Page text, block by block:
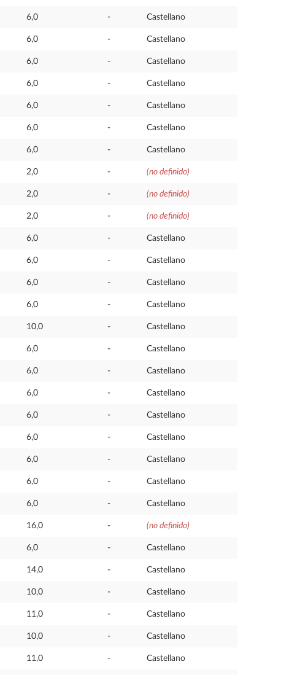
6,0 - Castellano
6,0 - Castellano
6,0 - Castellano
6,0 - Castellano
6,0 - Castellano
6,0 - Castellano
6,0 - Castellano
2,0 - (no definido)
2,0 - (no definido)
2,0 - (no definido)
6,0 - Castellano
6,0 - Castellano
6,0 - Castellano
6,0 - Castellano
10,0 - Castellano
6,0 - Castellano
6,0 - Castellano
6,0 - Castellano
6,0 - Castellano
6,0 - Castellano
6,0 - Castellano
6,0 - Castellano
6,0 - Castellano
16,0 - (no definido)
6,0 - Castellano
14,0 - Castellano
10,0 - Castellano
11,0 - Castellano
10,0 - Castellano
11,0 - Castellano